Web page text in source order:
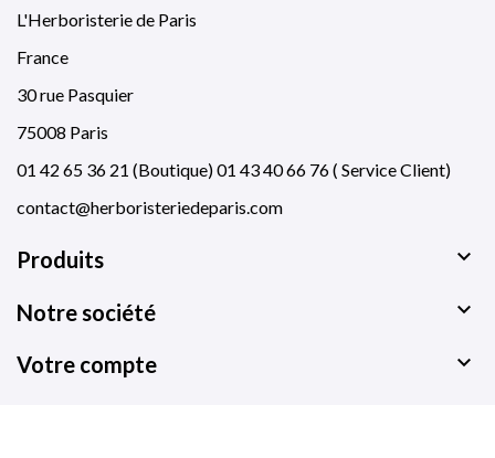
L'Herboristerie de Paris
France
30 rue Pasquier
75008 Paris
01 42 65 36 21 (Boutique) 01 43 40 66 76 ( Service Client)
contact@herboristeriedeparis.com
Produits 
Notre société 
Votre compte 